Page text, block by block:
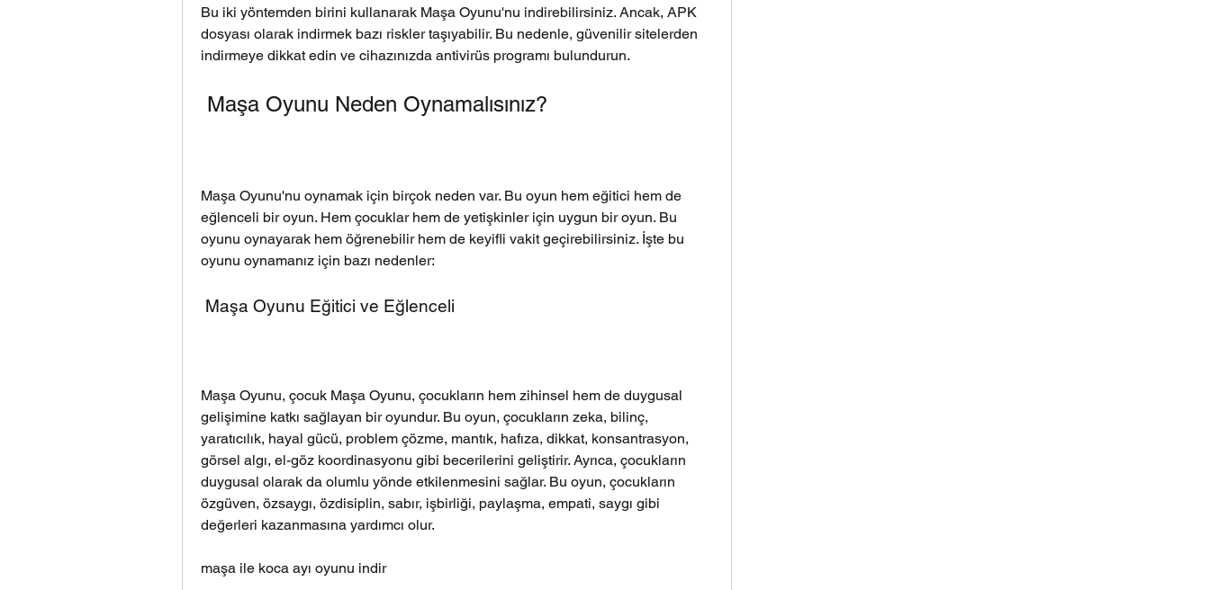
Bu iki yöntemden birini kullanarak Maşa Oyunu'nu indirebilirsiniz. Ancak, APK
dosyası olarak indirmek bazı riskler taşıyabilir. Bu nedenle, güvenilir sitelerden
indirmeye dikkat edin ve cihazınızda antivirüs programı bulundurun.
Maşa Oyunu Neden Oynamalısınız?
Maşa Oyunu'nu oynamak için birçok neden var. Bu oyun hem eğitici hem de
eğlenceli bir oyun. Hem çocuklar hem de yetişkinler için uygun bir oyun. Bu
oyunu oynayarak hem öğrenebilir hem de keyifli vakit geçirebilirsiniz. İşte bu
oyunu oynamanız için bazı nedenler:
Maşa Oyunu Eğitici ve Eğlenceli
Maşa Oyunu, çocuk Maşa Oyunu, çocukların hem zihinsel hem de duygusal
gelişimine katkı sağlayan bir oyundur. Bu oyun, çocukların zeka, bilinç,
yaratıcılık, hayal gücü, problem çözme, mantık, hafıza, dikkat, konsantrasyon,
görsel algı, el-göz koordinasyonu gibi becerilerini geliştirir. Ayrıca, çocukların
duygusal olarak da olumlu yönde etkilenmesini sağlar. Bu oyun, çocukların
özgüven, özsaygı, özdisiplin, sabır, işbirliği, paylaşma, empati, saygı gibi
değerleri kazanmasına yardımcı olur.
maşa ile koca ayı oyunu indir